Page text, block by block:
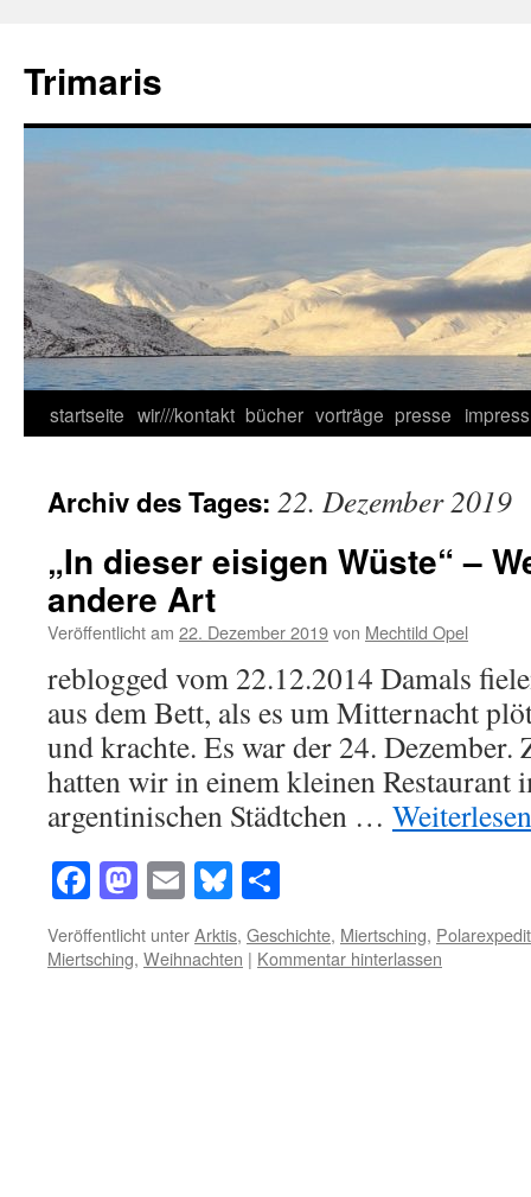
springen
Trimaris
startseite wir///kontakt bücher vorträge presse
Archiv des Tages: 22. Dezember 2019
„In dieser eisigen Wüste“ –
andere Art
Veröffentlicht am 22. Dezember 2019von Mechtild Opel
reblogged vom 22.12.2014 Damals
aus dem Bett, als es um Mitternacht
und krachte. Es war der 24. Dezember.
hatten wir in einem kleinen Restaurant
argentinischen Städtchen …
Facebook
Mastodon
EmailBluesky
Veröffentlicht unterArktis, Geschichte, Miertsching,
Miertsching, Weihnachten | Kommentar hinterlassen